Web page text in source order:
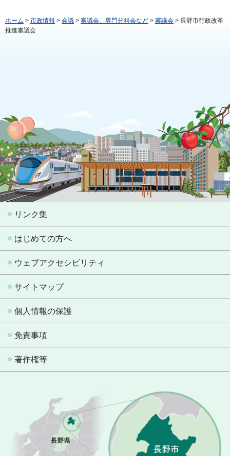
ホーム > 市政情報 > 会議 > 審議会、専門分科会など > 審議会 > 長野市行政改革
推進審議会
リンク集
はじめての方へ
ウェブアクセシビリティ
サイトマップ
個人情報の保護
免責事項
著作権等